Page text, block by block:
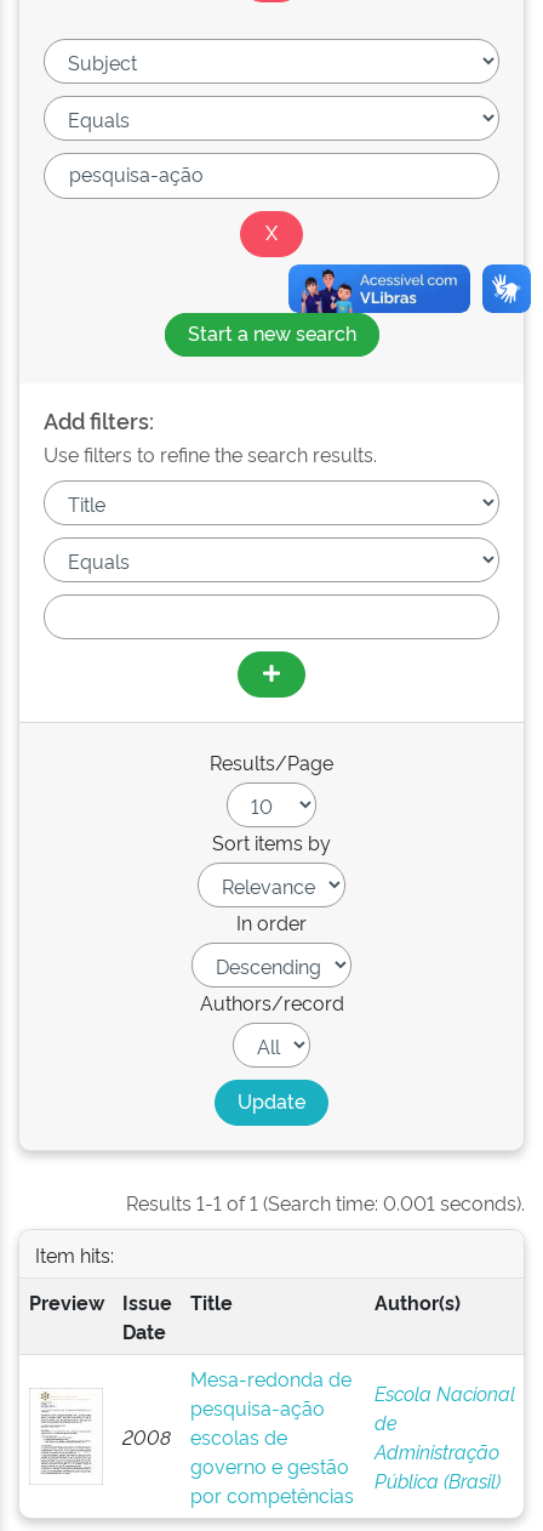
Start a new search
Add filters:
Use filters to refine the search results.
Results/Page
Sort items by
In order
Authors/record
Results 1-1 of 1 (Search time: 0.001 seconds).
Item hits:
Preview
Issue
Date
Title Author(s)
2008
Mesa-redonda de
pesquisa-ação
escolas de
governo e gestão
por competências
Escola Nacional
de
Administração
Pública (Brasil)